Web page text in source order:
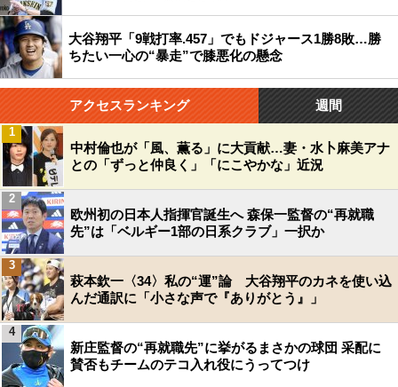
大谷翔平「9戦打率.457」でもドジャース1勝8敗…勝
ちたい一心の“暴走”で膝悪化の懸念
アクセスランキング 週間
中村倫也が「風、薫る」に大貢献…妻・水卜麻美アナ
との「ずっと仲良く」「にこやかな」近況
1
欧州初の日本人指揮官誕生へ 森保一監督の“再就職
先”は「ベルギー1部の日系クラブ」一択か
2
萩本欽一〈34〉私の“運”論 大谷翔平のカネを使い込
んだ通訳に「小さな声で『ありがとう』」
3
新庄監督の“再就職先”に挙がるまさかの球団 采配に
賛否もチームのテコ入れ役にうってつけ
4